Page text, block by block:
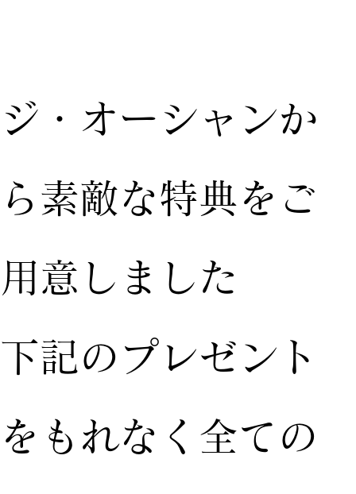
ジ・オーシャンか
ら素敵な特典をご
用意しました
下記のプレゼント
をもれなく全ての